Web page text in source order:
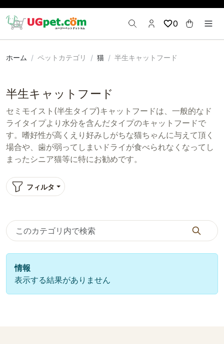
0
ホーム ペットカテゴリ 猫 半生キャットフード
半生キャットフード
セミモイスト(半生タイプ)キャットフードは、一般的なド
ライタイプより水分を含んだタイプのキャットフードで
す。嗜好性が高くえり好みしがちな猫ちゃんに与えて頂く
場合や、歯が弱ってしまいドライが食べられなくなってし
まったシニア猫等に特にお勧めです。
フィルタ
情報
表示する結果がありません